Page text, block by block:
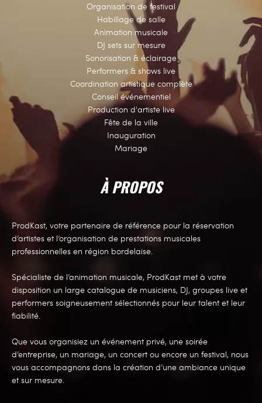
Organisation de festival
Habillage de salle
Animation musicale
DJ sets sur mesure
Sonorisation & éclairage
Performers & shows live
Coordination artistique complète
Conseil événementiel
Production d'artiste live
Fête de la ville
Inauguration
Mariage
À PROPOS
ProdKast, votre partenaire de référence pour la réservation
d’artistes et l’organisation de prestations musicales
professionnelles en région bordelaise.
Spécialiste de l’animation musicale, ProdKast met à votre
disposition un large catalogue de musiciens, DJ, groupes live et
performers soigneusement sélectionnés pour leur talent et leur
fiabilité.
Que vous organisiez un événement privé, une soirée
d’entreprise, un mariage, un concert ou encore un festival, nous
vous accompagnons dans la création d’une ambiance unique
et sur mesure.